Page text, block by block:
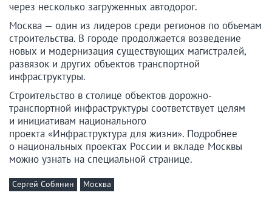
через несколько загруженных автодорог.
Москва — один из лидеров среди регионов по объемам
строительства. В городе продолжается возведение
новых и модернизация существующих магистралей,
развязок и других объектов транспортной
инфраструктуры.
Строительство в столице объектов дорожно-
транспортной инфраструктуры соответствует целям
и инициативам национального
проекта «Инфраструктура для жизни». Подробнее
о национальных проектах России и вкладе Москвы
можно узнать на специальной странице.
Сергей Собянин Москва